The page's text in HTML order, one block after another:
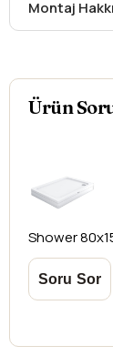
Montaj
Ürün
Shower